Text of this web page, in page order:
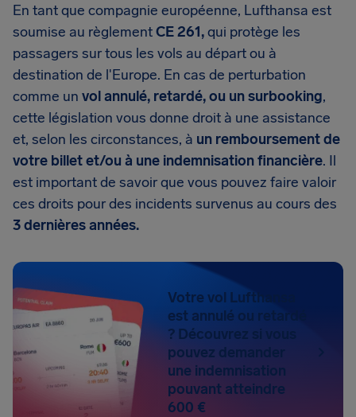
En tant que compagnie européenne, Lufthansa est
soumise au règlementCE 261,qui protège les
passagers sur tous les vols au départ ou à
destination de l'Europe. En cas de perturbation
comme un vol annulé, retardé, ou un surbooking,
cette législation vous donne droit à une assistance
et, selon les circonstances, à un remboursement de
votre billet et/ou à une indemnisation financière. Il
est important de savoir que vous pouvez faire valoir
ces droits pour des incidents survenus au cours des
3 dernières années.
Votre vol Lufthansa
est annulé ou retardé
? Découvrez si vous
pouvez demander
une indemnisation
pouvant atteindre
600 €